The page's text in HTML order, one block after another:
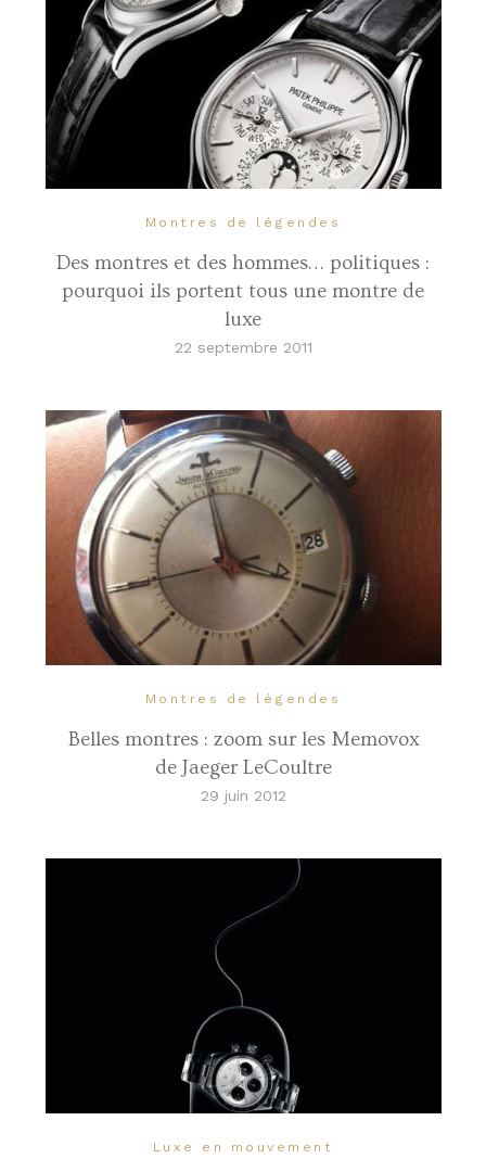
Montres de légendes
Des montres et des hommes… politiques :
pourquoi ils portent tous une montre de
luxe
22 septembre 2011
Montres de légendes
Belles montres : zoom sur les Memovox
de Jaeger LeCoultre
29 juin 2012
Luxe en mouvement